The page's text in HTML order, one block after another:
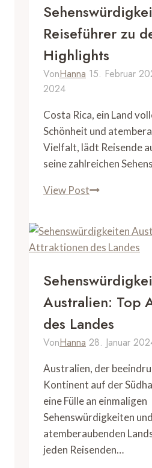
Erlebnisse
Reiseführer zu
Highlights
VonHanna 15. Februar
2024
Costa Rica, ein Land
Schönheit und
Vielfalt, lädt Reisende
seine zahlreichen
View PostCosta
Ein
Reiseführer
den
Highlights
Australien: Top
des Landes
VonHanna 28. Januar
Australien, der
Kontinent auf der
eine Fülle an einmaligen
Sehenswürdigkeiten und
atemberaubenden
jeden Reisenden…